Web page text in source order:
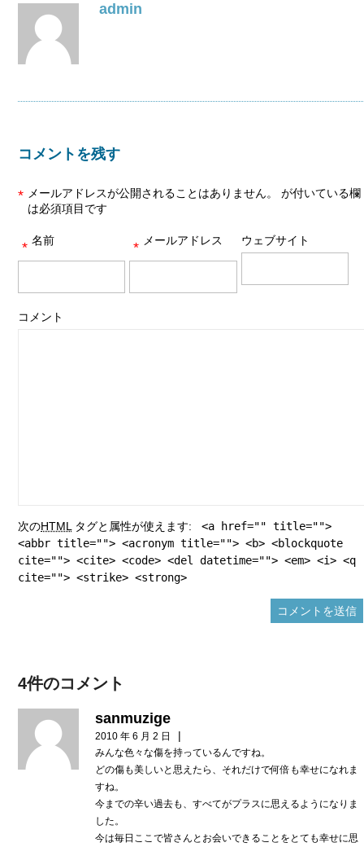
admin
コメントを残す
メールアドレスが公開されることはありません。
*
が付いている欄
は必須項目です
名前
* メールアドレス
* ウェブサイト
コメント
次のHTMLタグと属性が使えます:
<a href="" title="">
<abbr title=""> <acronym title=""> <b> <blockquote
cite=""> <cite> <code> <del datetime=""> <em> <i> <q
cite=""> <strike> <strong>
4件のコメント
sanmuzige
2010 年 6 月 2 日 |
みんな色々な傷を持っているんですね。
どの傷も美しいと思えたら、それだけで何倍も幸せになれま
すね。
今までの辛い過去も、すべてがプラスに思えるようになりま
した。
今は毎日ここで皆さんとお会いできることをとても幸せに思